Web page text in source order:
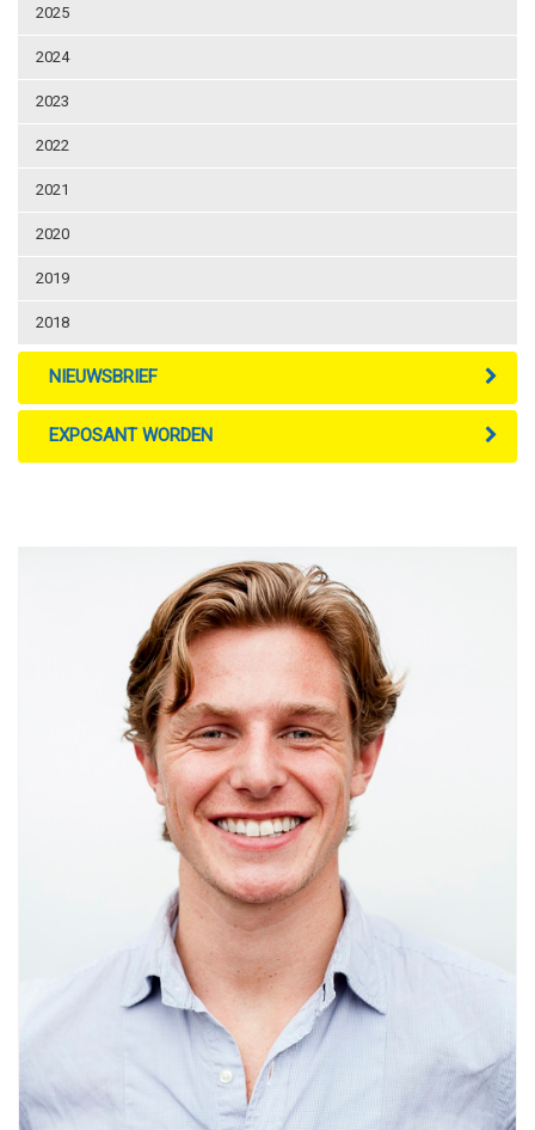
2025
2024
2023
2022
2021
2020
2019
2018
NIEUWSBRIEF
EXPOSANT WORDEN